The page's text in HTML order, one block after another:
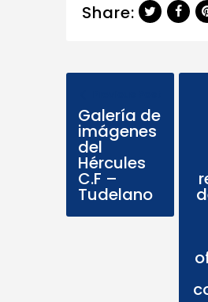
Share:
Galería de
imágenes
del
Hércules
C.F –
Tudelano